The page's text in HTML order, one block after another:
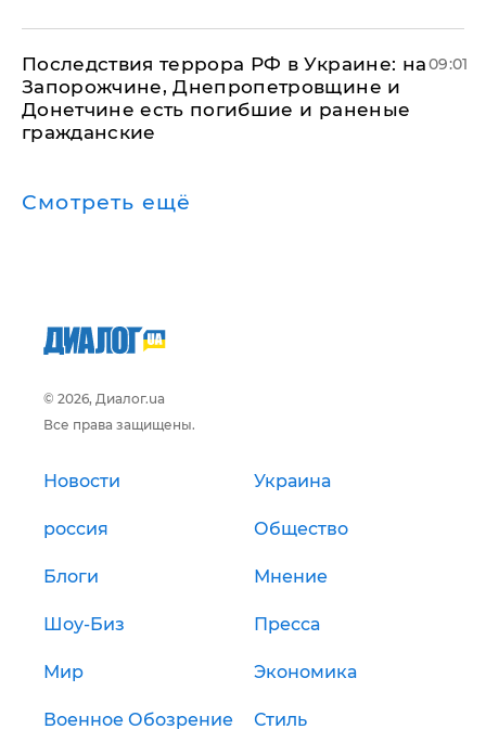
Последствия террора РФ в Украине: на
Запорожчине, Днепропетровщине и
Донетчине есть погибшие и раненые
гражданские
09:01
Смотреть ещё
© 2026, Диалог.ua
Все права защищены.
Новости Украина
россия Общество
Блоги Мнение
Шоу-Биз Пресса
Мир Экономика
Военное Обозрение Стиль